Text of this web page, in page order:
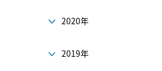
2020年
2019年